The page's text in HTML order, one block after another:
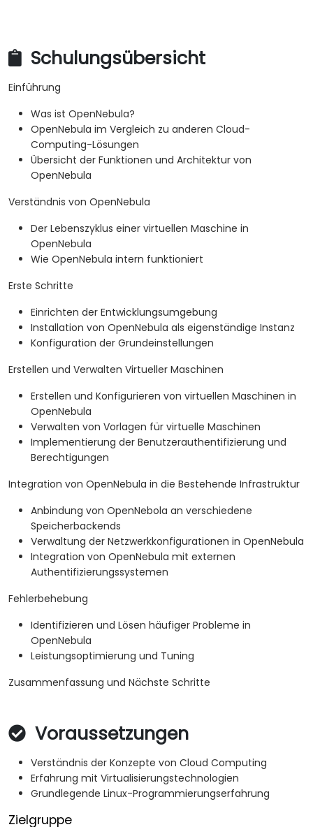
Schulungsübersicht
Einführung
Was ist OpenNebula?
OpenNebula im Vergleich zu anderen Cloud-
Computing-Lösungen
Übersicht der Funktionen und Architektur von
OpenNebula
Verständnis von OpenNebula
Der Lebenszyklus einer virtuellen Maschine in
OpenNebula
Wie OpenNebula intern funktioniert
Erste Schritte
Einrichten der Entwicklungsumgebung
Installation von OpenNebula als eigenständige Instanz
Konfiguration der Grundeinstellungen
Erstellen und Verwalten Virtueller Maschinen
Erstellen und Konfigurieren von virtuellen Maschinen in
OpenNebula
Verwalten von Vorlagen für virtuelle Maschinen
Implementierung der Benutzerauthentifizierung und
Berechtigungen
Integration von OpenNebula in die Bestehende Infrastruktur
Anbindung von OpenNebola an verschiedene
Speicherbackends
Verwaltung der Netzwerkkonfigurationen in OpenNebula
Integration von OpenNebula mit externen
Authentifizierungssystemen
Fehlerbehebung
Identifizieren und Lösen häufiger Probleme in
OpenNebula
Leistungsoptimierung und Tuning
Zusammenfassung und Nächste Schritte
Voraussetzungen
Verständnis der Konzepte von Cloud Computing
Erfahrung mit Virtualisierungstechnologien
Grundlegende Linux-Programmierungserfahrung
Zielgruppe